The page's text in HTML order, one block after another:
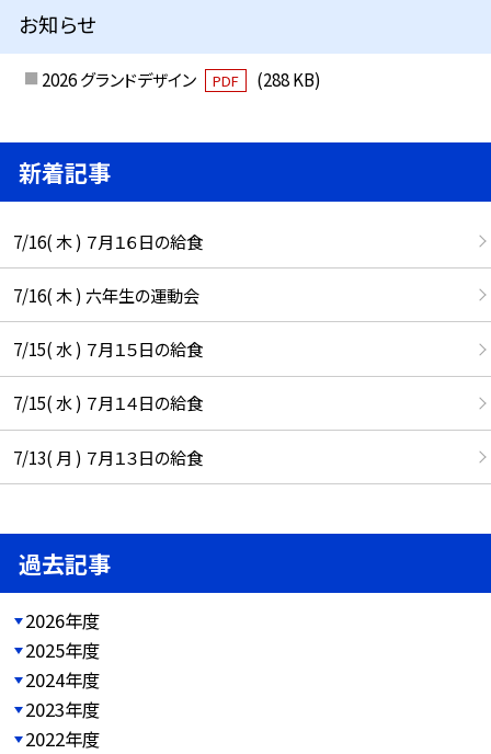
お知らせ
2026 グランドデザイン PDF (288 KB)
新着記事
7/16( 木 ) ７月１６日の給食
7/16( 木 ) 六年生の運動会
7/15( 水 ) ７月１５日の給食
7/15( 水 ) ７月１４日の給食
7/13( 月 ) ７月１３日の給食
過去記事
2026年度
2025年度
2024年度
2023年度
2022年度